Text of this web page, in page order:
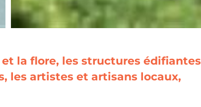
la flore, les structures édifiantes
les artistes et artisans locaux,